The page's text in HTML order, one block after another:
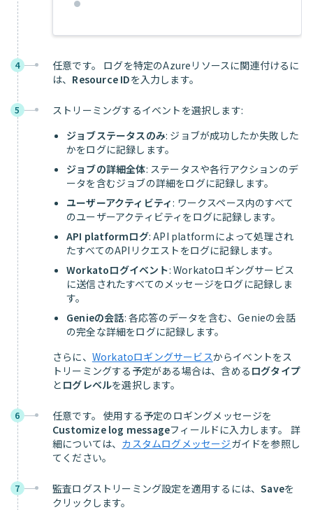
4
任意です。 ログを特定のAzureリソースに関連付けるに
は、 Resource IDを入力します。
5
ストリーミングするイベントを選択します:
ジョブステータスのみ: ジョブが成功したか失敗した
かをログに記録します。
ジョブの詳細全体: ステータスや各行アクションのデ
ータを含むジョブの詳細をログに記録します。
ユーザーアクティビティ: ワークスペース内のすべて
のユーザーアクティビティをログに記録します。
API platformログ: API platformによって処理され
たすべてのAPIリクエストをログに記録します。
Workatoログイベント: Workatoロギングサービス
に送信されたすべてのメッセージをログに記録しま
す。
Genieの会話: 各応答のデータを含む、Genieの会話
の完全な詳細をログに記録します。
さらに、 Workatoロギングサービスからイベントをス
トリーミングする予定がある場合は、含める ログタイプ
と ログレベルを選択します。
6
任意です。 使用する予定のロギングメッセージを
Customize log messageフィールドに入力します。 詳
細については、 カスタムログメッセージガイドを参照し
てください。
7 監査ログストリーミング設定を適用するには、Saveを
クリックします。